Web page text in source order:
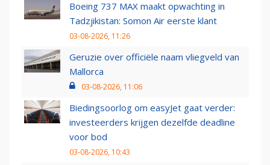
Boeing 737 MAX maakt opwachting in
Tadzjikistan: Somon Air eerste klant
03-08-2026, 11:26
Geruzie over officiële naam vliegveld van
Mallorca
03-08-2026, 11:06
Biedingsoorlog om easyJet gaat verder:
investeerders krijgen dezelfde deadline
voor bod
03-08-2026, 10:43